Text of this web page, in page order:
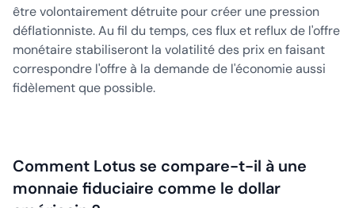
être volontairement détruite pour créer une pression
déflationniste. Au fil du temps, ces flux et reflux de l'offre
monétaire stabiliseront la volatilité des prix en faisant
correspondre l'offre à la demande de l'économie aussi
fidèlement que possible.
Comment Lotus se compare-t-il à une
monnaie fiduciaire comme le dollar